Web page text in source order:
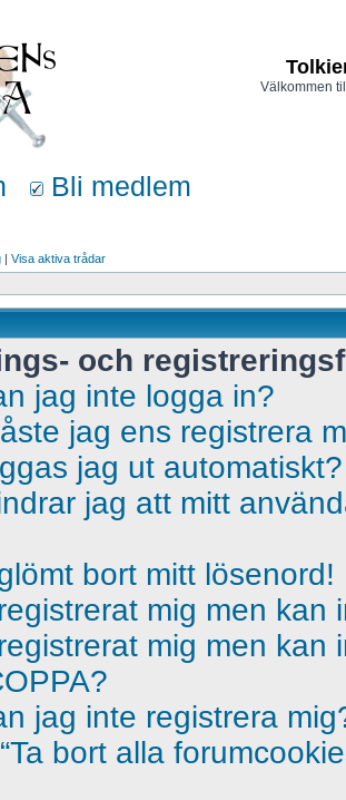
Välkommen
Bli medlem
| Visa aktiva trådar
och
jag inte logga in?
jag ens registrera
jag ut automatiskt?
jag att mitt
bort mitt lösenord!
mig men kan
mig men kan
jag inte registrera
bort alla